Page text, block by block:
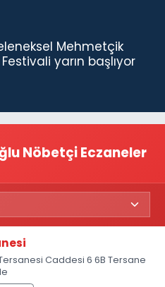
Mehmetçik
yarın başlıyor
Nöbetçi Eczaneler
Caddesi 6 6B Tersane